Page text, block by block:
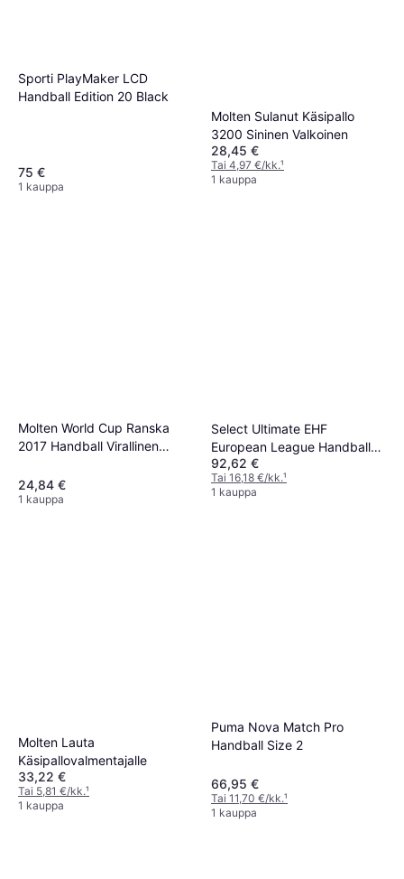
Sporti PlayMaker LCD
Handball Edition 20 Black
75 €
1 kauppa
Molten Sulanut Käsipallo
3200 Sininen Valkoinen
28,45 €
Tai 4,97 €/kk.¹
1 kauppa
Molten World Cup Ranska
2017 Handball Virallinen
24,84 €
1 kauppa
Select Ultimate EHF
European League Handball
200041
92,62 €
Tai 16,18 €/kk.¹
1 kauppa
Molten Lauta
Käsipallovalmentajalle
33,22 €
Tai 5,81 €/kk.¹
1 kauppa
Puma Nova Match Pro
Handball Size 2
66,95 €
Tai 11,70 €/kk.¹
1 kauppa